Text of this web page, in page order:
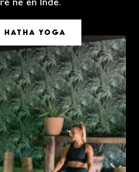
né en Inde.
HATHA YOGA